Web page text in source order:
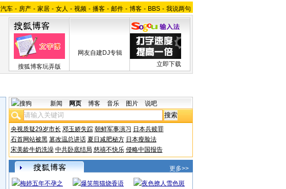
汽车 - 房产 - 家居 - 女人 - 视频 - 播客 - 邮件 - 博客 - BBS - 我说两句
搜狐博客玩弄版
网友自建DJ专辑
立即下载
新闻 网页 博客 音乐 图片 说吧
央视质疑29岁市长 邓玉娇失踪 朝鲜军事演习 日本兵赎罪
石首网站被黑 篡改温总讲话 夏日减肥秘方 日本瘦脸法
宋美龄牛奶洗澡 中共卧底结局 慈禧不快乐 侵略中国报告
更多>>